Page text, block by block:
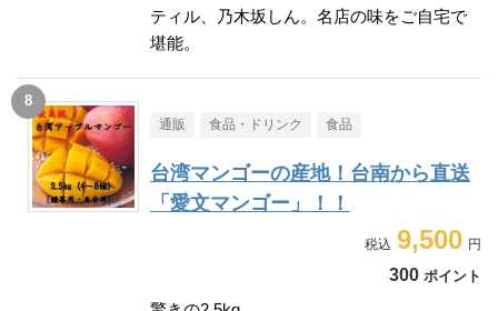
ティル、乃木坂しん。名店の味をご自宅で
堪能。
通販 食品・ドリンク 食品
台湾マンゴーの産地！台南から直送
「愛文マンゴー」！！
9,500
300 ポイント